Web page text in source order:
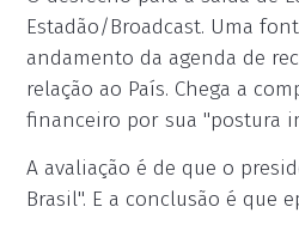
Estadão/Broadcast. Uma
andamento da agenda de
relação ao País. Chega a
financeiro por sua "postura
A avaliação é de que o
Brasil". E a conclusão é que